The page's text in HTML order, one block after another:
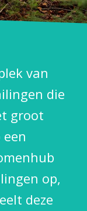
van
die
groot
op,
deze